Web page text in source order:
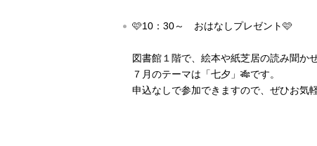
🩷10：30～ おはなしプレゼント🩷
図書館１階で、絵本や紙芝居の読み聞か
７月のテーマは「七夕」🎋です。
申込なしで参加できますので、ぜひお気